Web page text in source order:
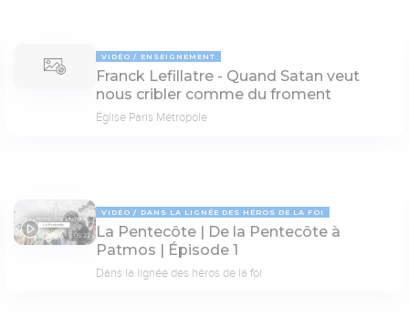
VIDÉO ENSEIGNEMENT
Franck Lefillatre - Quand Satan veut
nous cribler comme du froment
Église Paris Métropole
05:22
VIDÉO DANS LA LIGNÉE DES HÉROS DE LA FOI
La Pentecôte | De la Pentecôte à
Patmos | Épisode 1
Dans la lignée des héros de la foi